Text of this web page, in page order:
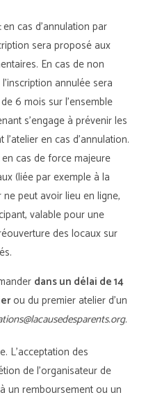
en cas d’annulation par
sera proposé aux
En cas de non
annulée sera
6 mois sur l’ensemble
s’engage à prévenir les
en cas d’annulation.
en cas de force majeure
(liée par exemple à la
ne peut avoir lieu en ligne,
valable pour une
des locaux sur
dans un délai de 14
ou du premier atelier d’un
L’acceptation des
de l’organisateur de
un remboursement ou un